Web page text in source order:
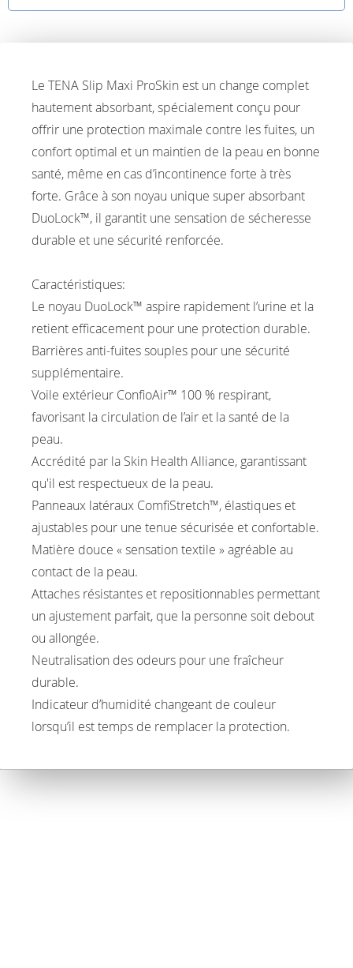
Le TENA Slip Maxi ProSkin est un change complet
hautement absorbant, spécialement conçu pour
offrir une protection maximale contre les fuites, un
confort optimal et un maintien de la peau en bonne
santé, même en cas d’incontinence forte à très
forte. Grâce à son noyau unique super absorbant
DuoLock™, il garantit une sensation de sécheresse
durable et une sécurité renforcée.
Caractéristiques:
Le noyau DuoLock™ aspire rapidement l’urine et la
retient efficacement pour une protection durable.
Barrières anti‑fuites souples pour une sécurité
supplémentaire.
Voile extérieur ConfioAir™ 100 % respirant,
favorisant la circulation de l’air et la santé de la
peau.
Accrédité par la Skin Health Alliance, garantissant
qu'il est respectueux de la peau.
Panneaux latéraux ComfiStretch™, élastiques et
ajustables pour une tenue sécurisée et confortable.
Matière douce « sensation textile » agréable au
contact de la peau.
Attaches résistantes et repositionnables permettant
un ajustement parfait, que la personne soit debout
ou allongée.
Neutralisation des odeurs pour une fraîcheur
durable.
Indicateur d’humidité changeant de couleur
lorsqu’il est temps de remplacer la protection.